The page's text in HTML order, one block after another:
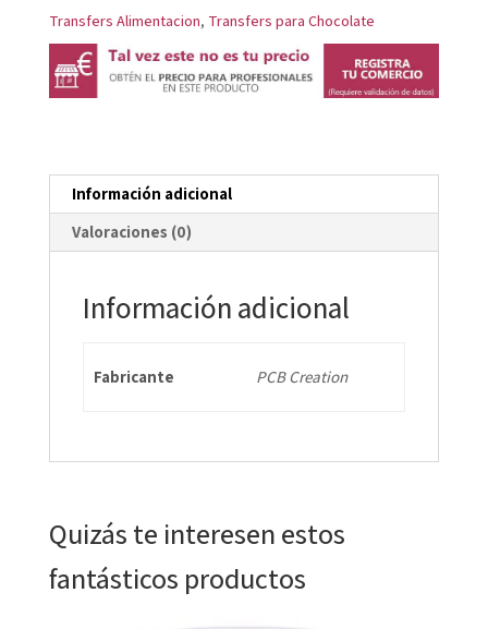
RUBÍ
LONDRES
Transfers Alimentacion, Transfers para Chocolate
Información adicional
Valoraciones (0)
Información adicional
Fabricante PCB Creation
Quizás te interesen estos
fantásticos productos